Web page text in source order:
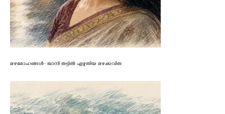
മഴമോഹങ്ങൾ- ജാനി തട്ടിൽ എഴുതിയ മഴക്കവിത